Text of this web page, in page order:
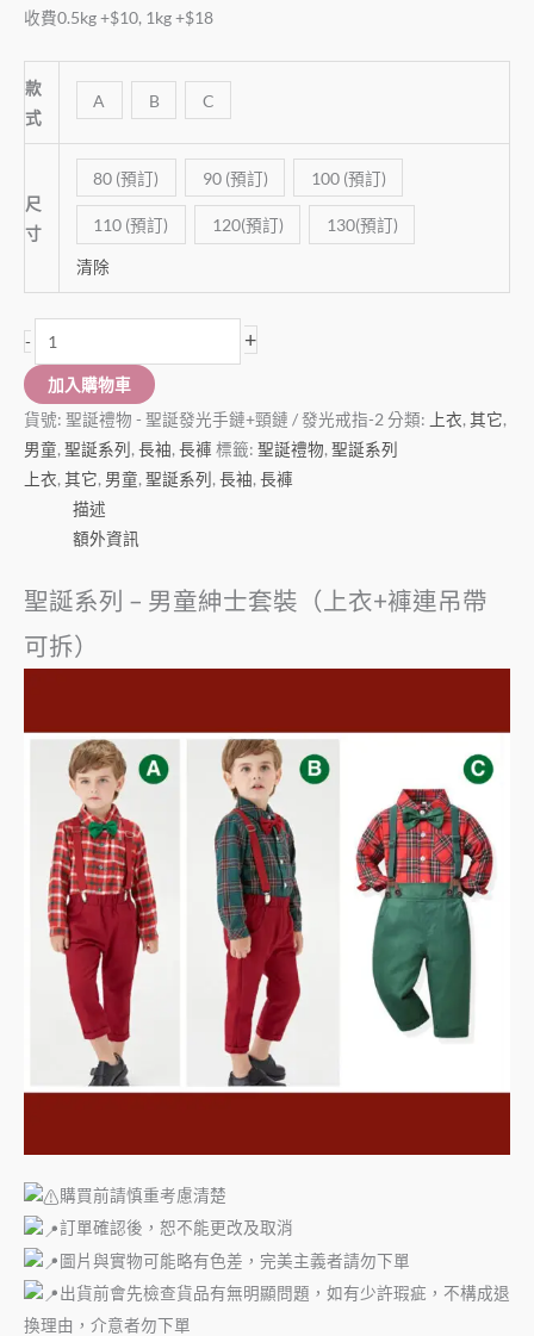
收費0.5kg +$10, 1kg +$18
款
式
A B C
尺
寸
80 (預訂) 90 (預訂) 100 (預訂)
110 (預訂) 120(預訂) 130(預訂)
清除
- +
加入購物車
貨號: 聖誕禮物 - 聖誕發光手鏈+頸鏈 / 發光戒指-2 分類: 上衣, 其它,
男童, 聖誕系列, 長袖, 長褲 標籤: 聖誕禮物, 聖誕系列
上衣, 其它, 男童, 聖誕系列, 長袖, 長褲
描述
額外資訊
聖誕系列 – 男童紳士套裝（上衣+褲連吊帶
可拆）
購買前請慎重考慮清楚
訂單確認後，恕不能更改及取消
圖片與實物可能略有色差，完美主義者請勿下單
出貨前會先檢查貨品有無明顯問題，如有少許瑕疵，不構成退
換理由，介意者勿下單